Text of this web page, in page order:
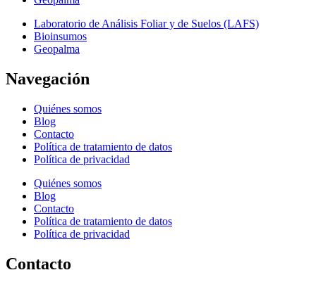
Laboratorio de Análisis Foliar y de Suelos (LAFS)
Bioinsumos
Geopalma
Navegación
Quiénes somos
Blog
Contacto
Política de tratamiento de datos
Política de privacidad
Quiénes somos
Blog
Contacto
Política de tratamiento de datos
Política de privacidad
Contacto